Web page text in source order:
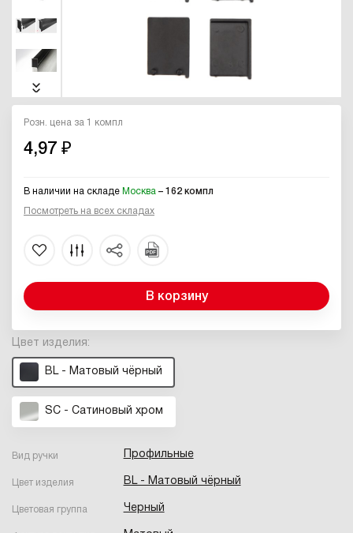
Цвет изделия:
BL - Матовый чёрный
SC - Сатиновый хром
Вид ручки Профильные
Цвет изделия BL - Матовый чёрный
Цветовая группа Черный
Розн. цена за 1 компл
4,97 ₽
В наличии на складе Москва – 162 компл
Посмотреть на всех складах
В корзину